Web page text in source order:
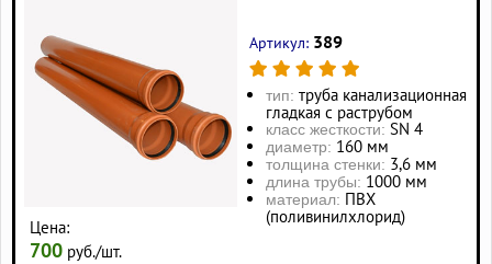
Цена:
700 руб./шт.
Артикул: 389
тип: труба канализационная
гладкая с раструбом
класс жесткости: SN 4
диаметр: 160 мм
толщина стенки: 3,6 мм
длина трубы: 1000 мм
материал: ПВХ
(поливинилхлорид)